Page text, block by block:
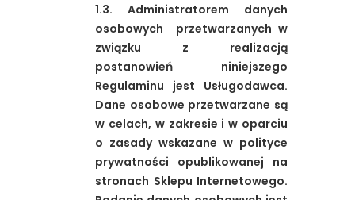
1.3. Administratorem danych
osobowych przetwarzanych w
związku z realizacją
postanowień niniejszego
Regulaminu jest Usługodawca.
Dane osobowe przetwarzane są
w celach, w zakresie i w oparciu
o zasady wskazane w polityce
prywatności opublikowanej na
stronach Sklepu Internetowego.